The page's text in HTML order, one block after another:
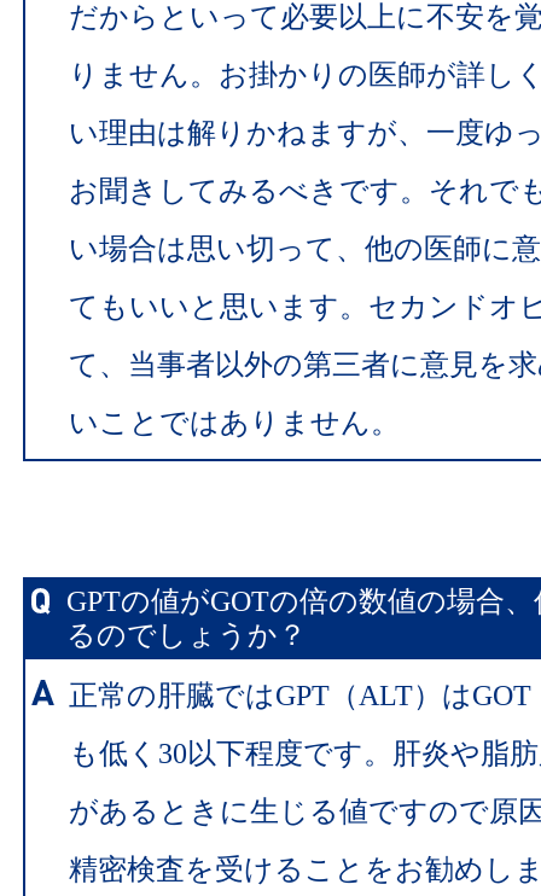
だからといって必要以上に不安を
りません。お掛かりの医師が詳し
い理由は解りかねますが、一度ゆ
お聞きしてみるべきです。それで
い場合は思い切って、他の医師に
てもいいと思います。セカンドオ
て、当事者以外の第三者に意見を
いことではありません。
GPTの値がGOTの倍の数値の場合
るのでしょうか？
正常の肝臓ではGPT（ALT）は
も低く30以下程度です。肝炎や脂
があるときに生じる値ですので原
精密検査を受けることをお勧めし